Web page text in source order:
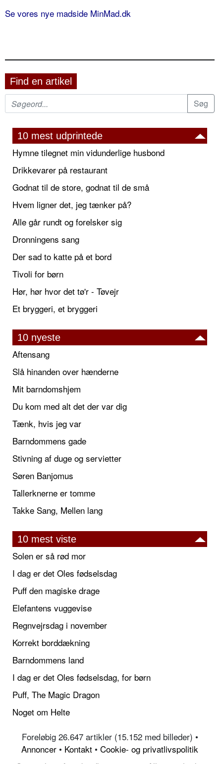
Se vores nye madside MinMad.dk
Find en artikel
10 mest udprintede
Hymne tilegnet min vidunderlige husbond
Drikkevarer på restaurant
Godnat til de store, godnat til de små
Hvem ligner det, jeg tænker på?
Alle går rundt og forelsker sig
Dronningens sang
Der sad to katte på et bord
Tivoli for børn
Hør, hør hvor det tø'r - Tøvejr
Et bryggeri, et bryggeri
10 nyeste
Aftensang
Slå hinanden over hænderne
Mit barndomshjem
Du kom med alt det der var dig
Tænk, hvis jeg var
Barndommens gade
Stivning af duge og servietter
Søren Banjomus
Tallerknerne er tomme
Takke Sang, Mellen lang
10 mest viste
Solen er så rød mor
I dag er det Oles fødselsdag
Puff den magiske drage
Elefantens vuggevise
Regnvejrsdag i november
Korrekt borddækning
Barndommens land
I dag er det Oles fødselsdag, for børn
Puff, The Magic Dragon
Noget om Helte
Foreløbig 26.647 artikler (15.152 med billeder) •
Annoncer • Kontakt • Cookie- og privatlivspolitik